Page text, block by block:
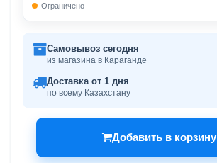
Ограничено
Самовывоз сегодня
из магазина в Караганде
Доставка от 1 дня
по всему Казахстану
Добавить в корзину